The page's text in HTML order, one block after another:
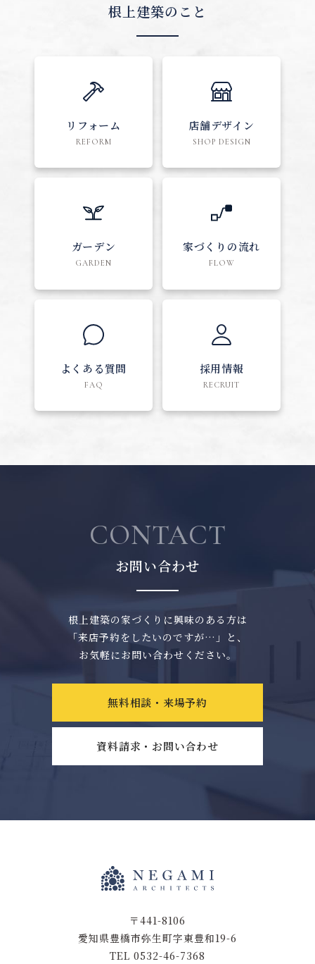
根上建築のこと
リフォーム
REFORM
店舗デザイン
SHOP DESIGN
ガーデン
GARDEN
家づくりの流れ
FLOW
よくある質問
FAQ
採用情報
RECRUIT
CONTACT
お問い合わせ
根上建築の家づくりに興味のある方は
「来店予約をしたいのですが…」と、
お気軽にお問い合わせください。
無料相談・来場予約
資料請求・お問い合わせ
〒441-8106
愛知県豊橋市弥生町字東豊和19-6
TEL 0532-46-7368